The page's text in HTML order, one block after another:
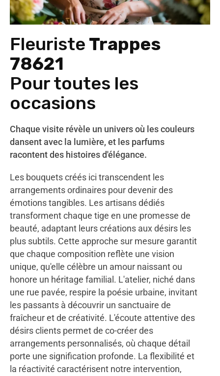
Fleuriste Trappes
78621
Pour toutes les
occasions
Chaque visite révèle un univers où les couleurs
dansent avec la lumière, et les parfums
racontent des histoires d'élégance.
Les bouquets créés ici transcendent les
arrangements ordinaires pour devenir des
émotions tangibles. Les artisans dédiés
transforment chaque tige en une promesse de
beauté, adaptant leurs créations aux désirs les
plus subtils. Cette approche sur mesure garantit
que chaque composition reflète une vision
unique, qu'elle célèbre un amour naissant ou
honore un héritage familial. L'atelier, niché dans
une rue pavée, respire la poésie urbaine, invitant
les passants à découvrir un sanctuaire de
fraîcheur et de créativité. L'écoute attentive des
désirs clients permet de co-créer des
arrangements personnalisés, où chaque détail
porte une signification profonde. La flexibilité et
la réactivité caractérisent notre intervention,